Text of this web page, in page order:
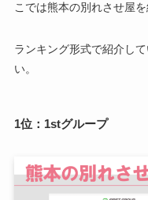
こでは熊本の別れさせ屋
ランキング形式で紹介し
い。
1位：1stグループ